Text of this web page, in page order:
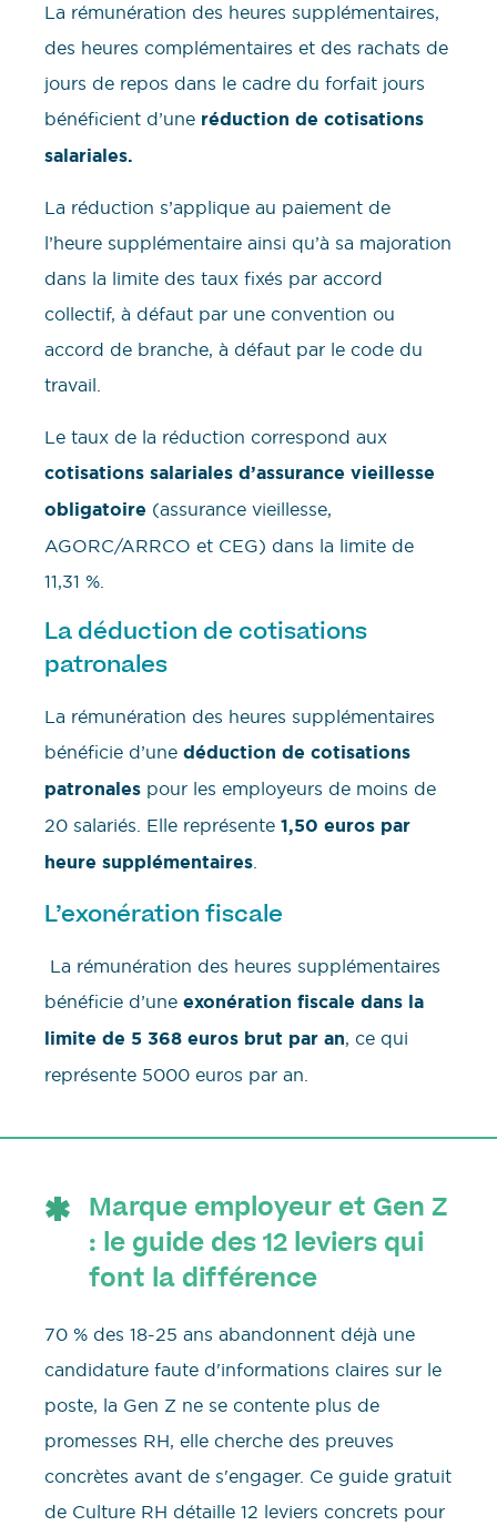
La rémunération des heures supplémentaires,
des heures complémentaires et des rachats de
jours de repos dans le cadre du forfait jours
bénéficient d’une réduction de cotisations
salariales.
La réduction s’applique au paiement de
l’heure supplémentaire ainsi qu’à sa majoration
dans la limite des taux fixés par accord
collectif, à défaut par une convention ou
accord de branche, à défaut par le code du
travail.
Le taux de la réduction correspond aux
cotisations salariales d’assurance vieillesse
obligatoire (assurance vieillesse,
AGORC/ARRCO et CEG) dans la limite de
11,31 %.
La déduction de cotisations
patronales
La rémunération des heures supplémentaires
bénéficie d’une déduction de cotisations
patronales pour les employeurs de moins de
20 salariés. Elle représente 1,50 euros par
heure supplémentaires.
L’exonération fiscale
La rémunération des heures supplémentaires
bénéficie d’une exonération fiscale dans la
limite de 5 368 euros brut par an, ce qui
représente 5000 euros par an.
Marque employeur et Gen Z
: le guide des 12 leviers qui
font la différence
70 % des 18-25 ans abandonnent déjà une
candidature faute d'informations claires sur le
poste, la Gen Z ne se contente plus de
promesses RH, elle cherche des preuves
concrètes avant de s'engager. Ce guide gratuit
de Culture RH détaille 12 leviers concrets pour